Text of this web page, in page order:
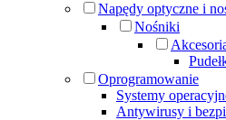
Napędy optyczne i
Nośniki
Oprogramowanie
Systemy
Antywirusy i